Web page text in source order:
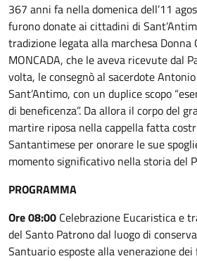
367 anni fa nella domenica dell’11
furono donate ai cittadini di
tradizione legata alla marchesa Donna
MONCADA, che le aveva ricevute dal
volta, le consegnò al sacerdote
Sant’Antimo, con un duplice scopo
di beneficenza”. Da allora il corpo del
martire riposa nella cappella fatta
Santantimese per onorare le sue
momento significativo nella storia del
PROGRAMMA
Ore 08:00 Celebrazione Eucaristica e
del Santo Patrono dal luogo di
Santuario esposte alla venerazione dei